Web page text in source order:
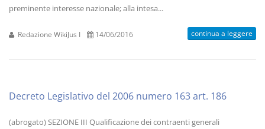
preminente interesse nazionale; alla intesa...
Redazione WikiJus I 14/06/2016 continua a leggere
Decreto Legislativo del 2006 numero 163 art. 186
(abrogato) SEZIONE III Qualificazione dei contraenti generali